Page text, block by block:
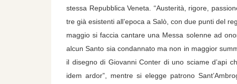
stessa Repubblica Veneta. “Austerità, rigore,
tre già esistenti all’epoca a Salò, con due punti del
maggio si faccia cantare una Messa solenne ad
alcun Santo sia condannato ma non in maggior
il disegno di Giovanni Conter di uno sciame d’api
idem ardor”, mentre si elegge patrono